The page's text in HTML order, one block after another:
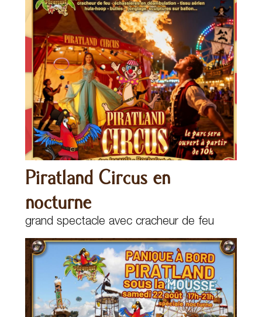
Piratland Circus en
nocturne
grand spectacle avec cracheur de feu